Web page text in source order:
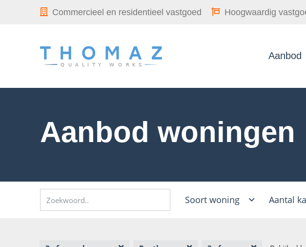
Aanbod woningen
Soort woning Aantal
Commercieel en residentieel vastgoed Hoogwaardig
Aanbod